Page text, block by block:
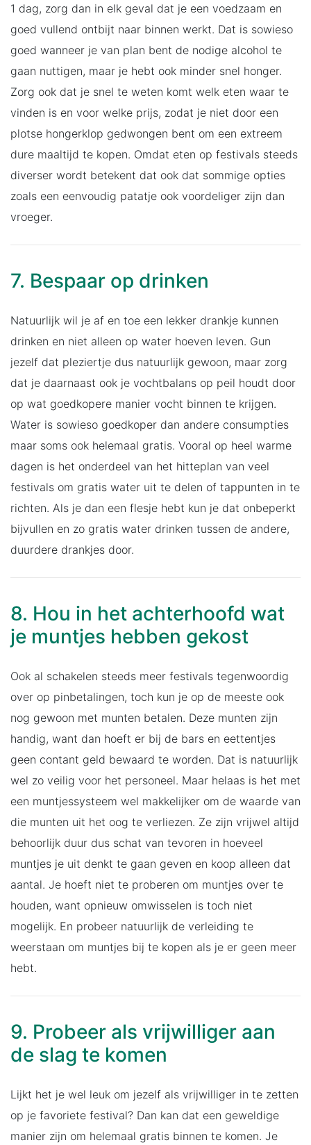
1 dag, zorg dan in elk geval dat je een voedzaam en
goed vullend ontbijt naar binnen werkt. Dat is sowieso
goed wanneer je van plan bent de nodige alcohol te
gaan nuttigen, maar je hebt ook minder snel honger.
Zorg ook dat je snel te weten komt welk eten waar te
vinden is en voor welke prijs, zodat je niet door een
plotse hongerklop gedwongen bent om een extreem
dure maaltijd te kopen. Omdat eten op festivals steeds
diverser wordt betekent dat ook dat sommige opties
zoals een eenvoudig patatje ook voordeliger zijn dan
vroeger.
7. Bespaar op drinken
Natuurlijk wil je af en toe een lekker drankje kunnen
drinken en niet alleen op water hoeven leven. Gun
jezelf dat pleziertje dus natuurlijk gewoon, maar zorg
dat je daarnaast ook je vochtbalans op peil houdt door
op wat goedkopere manier vocht binnen te krijgen.
Water is sowieso goedkoper dan andere consumpties
maar soms ook helemaal gratis. Vooral op heel warme
dagen is het onderdeel van het hitteplan van veel
festivals om gratis water uit te delen of tappunten in te
richten. Als je dan een flesje hebt kun je dat onbeperkt
bijvullen en zo gratis water drinken tussen de andere,
duurdere drankjes door.
8. Hou in het achterhoofd wat
je muntjes hebben gekost
Ook al schakelen steeds meer festivals tegenwoordig
over op pinbetalingen, toch kun je op de meeste ook
nog gewoon met munten betalen. Deze munten zijn
handig, want dan hoeft er bij de bars en eettentjes
geen contant geld bewaard te worden. Dat is natuurlijk
wel zo veilig voor het personeel. Maar helaas is het met
een muntjessysteem wel makkelijker om de waarde van
die munten uit het oog te verliezen. Ze zijn vrijwel altijd
behoorlijk duur dus schat van tevoren in hoeveel
muntjes je uit denkt te gaan geven en koop alleen dat
aantal. Je hoeft niet te proberen om muntjes over te
houden, want opnieuw omwisselen is toch niet
mogelijk. En probeer natuurlijk de verleiding te
weerstaan om muntjes bij te kopen als je er geen meer
hebt.
9. Probeer als vrijwilliger aan
de slag te komen
Lijkt het je wel leuk om jezelf als vrijwilliger in te zetten
op je favoriete festival? Dan kan dat een geweldige
manier zijn om helemaal gratis binnen te komen. Je